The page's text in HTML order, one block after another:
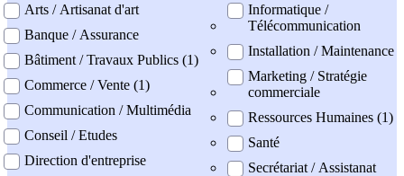
Arts / Artisanat d'art
Banque / Assurance
Bâtiment / Travaux Publics (1)
Commerce / Vente (1)
Communication / Multimédia
Conseil / Etudes
Direction d'entreprise
Informatique /
Télécommunication
Installation / Maintenance
Marketing / Stratégie
commerciale
Ressources Humaines (1)
Santé
Secrétariat / Assistanat